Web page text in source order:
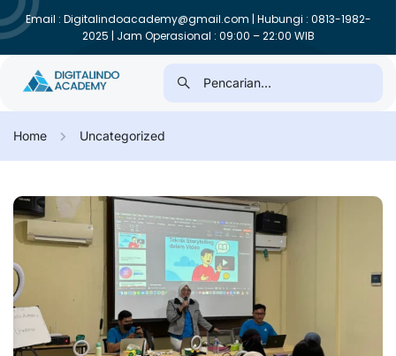
Email : Digitalindoacademy@gmail.com | Hubungi : 0813-1982-
2025 | Jam Operasional : 09:00 – 22:00 WIB
Home Uncategorized